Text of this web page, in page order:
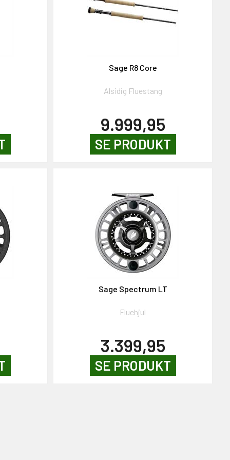
Sage R8 Core
Alsidig Fluestang
9.999,95
SE PRODUKT
Sage Spectrum LT
Fluehjul
3.399,95
SE PRODUKT